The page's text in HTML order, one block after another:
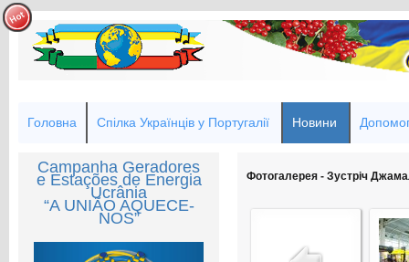
Головна Спілка Українців у Португалії Новини
Campanha Geradores
e Estações de Energia
Ucrânia
“A UNIÃO AQUECE-
NOS”
Фотогалерея - Зустріч